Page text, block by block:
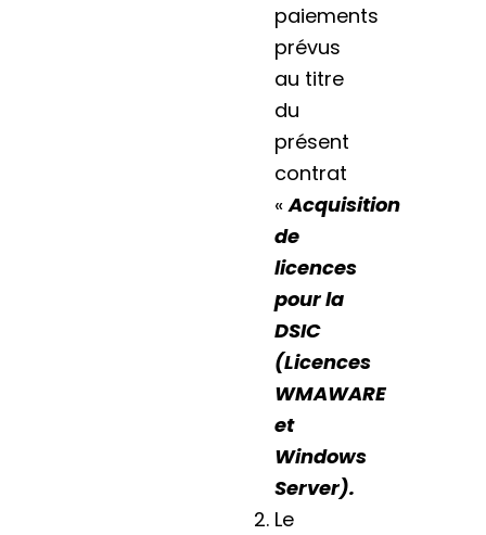
paiements
prévus
au titre
du
présent
contrat
«Acquisition
de
licences
pour la
DSIC
(Licences
WMAWARE
et
Windows
Server).
Le